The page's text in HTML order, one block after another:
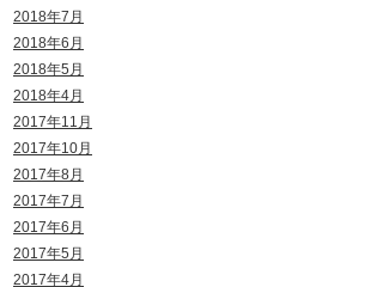
2018年7月
2018年6月
2018年5月
2018年4月
2017年11月
2017年10月
2017年8月
2017年7月
2017年6月
2017年5月
2017年4月